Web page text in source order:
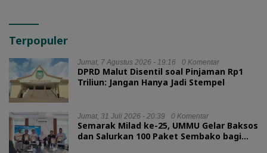
Terpopuler
Jumat, 7 Agustus 2026 - 19:16 0 Komentar
DPRD Malut Disentil soal Pinjaman Rp1
Triliun: Jangan Hanya Jadi Stempel
Jumat, 31 Juli 2026 - 20:39 0 Komentar
Semarak Milad ke-25, UMMU Gelar Baksos
dan Salurkan 100 Paket Sembako bagi